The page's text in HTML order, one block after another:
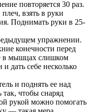
повторяется 30 раз.
взять в руки
Поднимать руки в 25-
упражнении.
конечности перед
в мышцах слишком
дать себе несколько
и поднять ее над
так, чтобы снаряд
рукой можно помогать